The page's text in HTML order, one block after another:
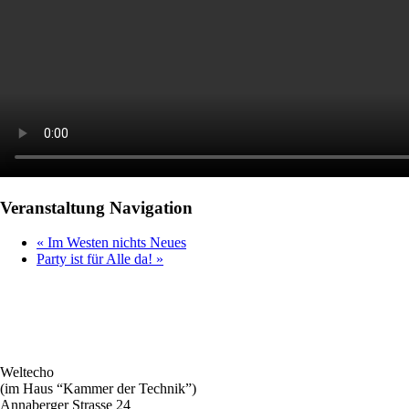
Veranstaltung Navigation
« Im Westen nichts Neues
Party ist für Alle da! »
Weltecho
(im Haus “Kammer der Technik”)
Annaberger Strasse 24